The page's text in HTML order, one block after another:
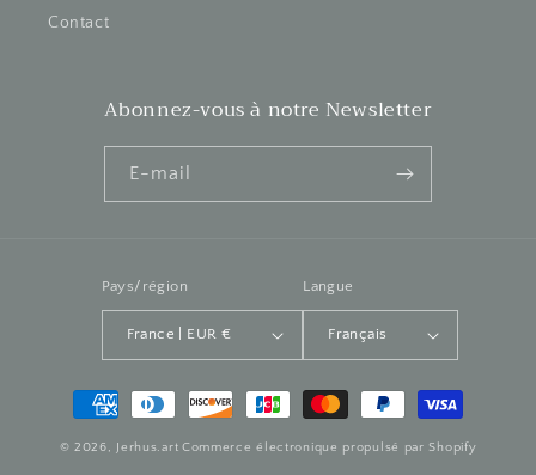
Contact
Abonnez-vous à notre Newsletter
E-mail
Pays/région
France | EUR €
Langue
Français
Moyens
de
paiement
© 2026, Jerhus.art Commerce électronique propulsé par Shopify